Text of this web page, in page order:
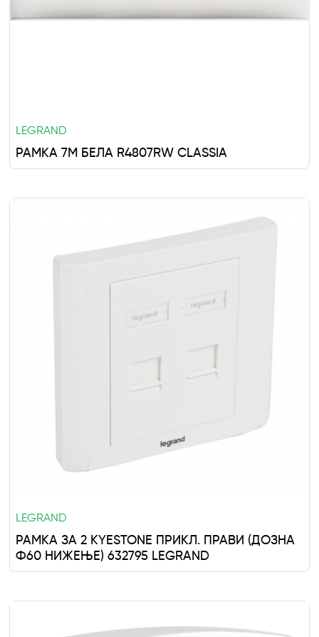
LEGRAND
РАМКА 7M БЕЛА R4807RW CLASSIA
LEGRAND
РАМКА ЗА 2 KYESTONE ПРИКЛ. ПРАВИ (ДОЗНА
Ф60 НИЖЕЊЕ) 632795 LEGRAND